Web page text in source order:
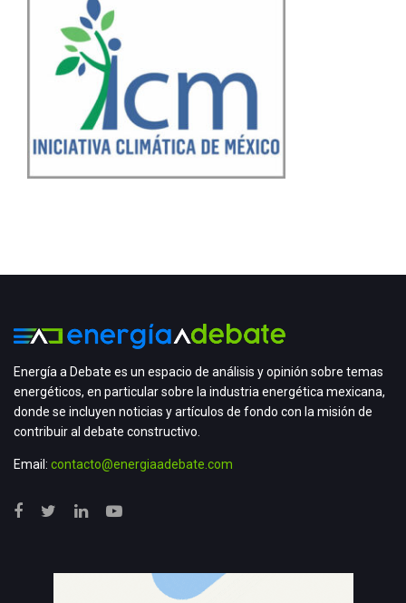
Energía a Debate es un espacio de análisis y opinión sobre temas
energéticos, en particular sobre la industria energética mexicana,
donde se incluyen noticias y artículos de fondo con la misión de
contribuir al debate constructivo.
Email: contacto@energiaadebate.com